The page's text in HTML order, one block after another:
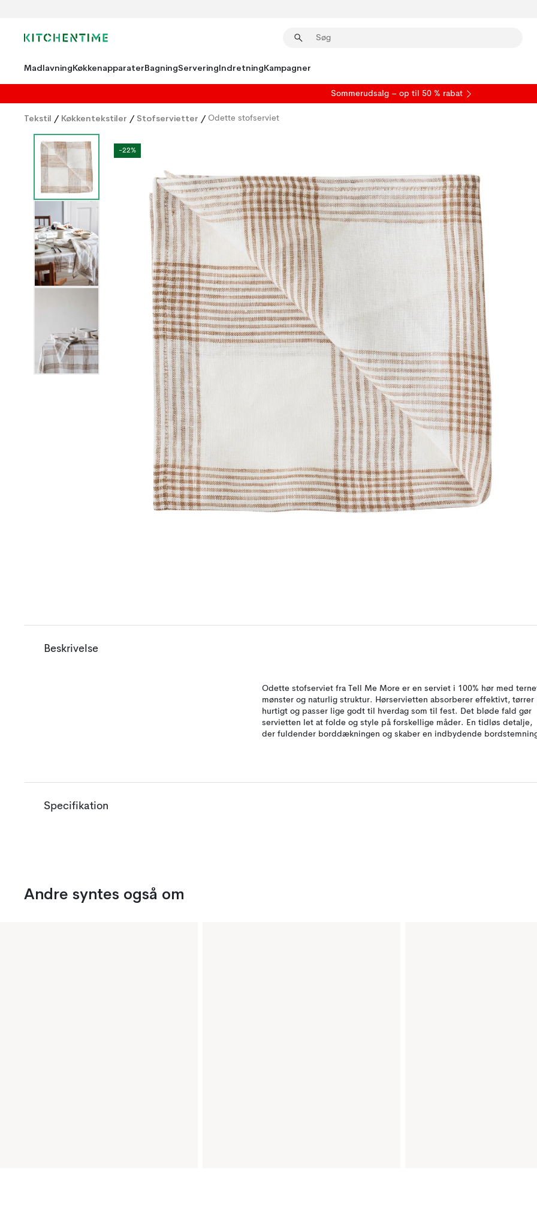
MadlavningKøkkenapparaterBagningServeringIndretningKampagner
Sommerudsalg – op til 50 % rabat
Tekstil / Køkkentekstiler / Stofservietter / Odette stofserviet
-22%
Beskrivelse
Odette stofserviet fra Tell Me More er en serviet i 100% hør med
mønster og naturlig struktur. Hørservietten absorberer effektivt, tørrer
hurtigt og passer lige godt til hverdag som til fest. Det bløde fald gør
servietten let at folde og style på forskellige måder. En tidløs detalje,
der fuldender borddækningen og skaber en indbydende
Specifikation
Andre syntes også om